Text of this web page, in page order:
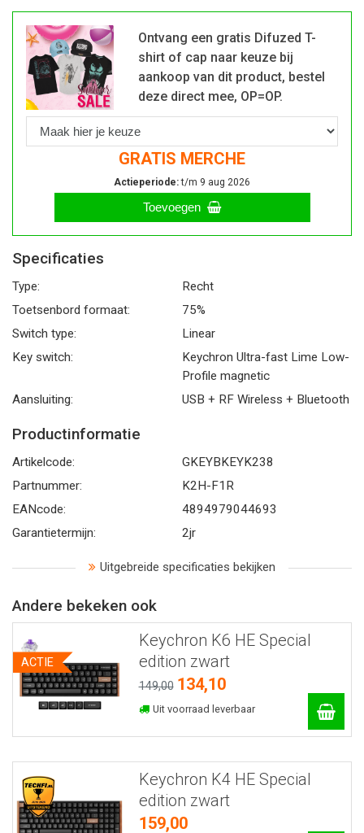
Ontvang een gratis Difuzed T-
shirt of cap naar keuze bij
aankoop van dit product, bestel
deze direct mee, OP=OP.
GRATIS MERCHE
Actieperiode:t/m 9 aug 2026
Toevoegen
Specificaties
Type:
Recht
Toetsenbord formaat:
75%
Switch type:
Linear
Key switch:
Keychron Ultra-fast Lime Low-
Profile magnetic
Aansluiting:
USB + RF Wireless + Bluetooth
Productinformatie
Artikelcode:
GKEYBKEYK238
Partnummer:
K2H-F1R
EANcode:
4894979044693
Garantietermijn:
2jr
Uitgebreide specificaties bekijken
Andere bekeken ook
Keychron K6 HE Special
edition zwart
149,00 134,10
Uit voorraad leverbaar
ACTIE
Keychron K4 HE Special
edition zwart
159,00